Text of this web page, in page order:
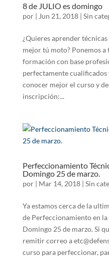
8 de JULIO es domingo
por | Jun 21, 2018| Sin
¿Quieres aprender
mejor tú moto? Ponemos a
formación con base
perfectamente cualificados
conocer mejor el curso y
inscripción:...
Perfeccionamiento
Domingo 25 de marzo.
por | Mar 14, 2018| Sin
Ya estamos cerca de la
de Perfeccionamiento en
Domingo 25 de marzo. Si
remitir correo a
curso para perfeccionar,